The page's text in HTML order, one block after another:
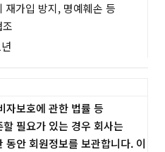
재가입 방지, 명예훼손 등
자보호에 관한 법률 등
필요가 있는 경우 회사는
안 회원정보를 보관합니다. 이